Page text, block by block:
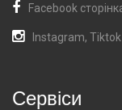
Facebook
Instagram, Tiktok
Сервіси